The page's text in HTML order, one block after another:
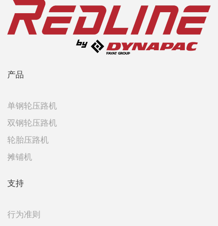
产品
单钢轮压路机
双钢轮压路机
轮胎压路机
摊铺机
支持
行为准则